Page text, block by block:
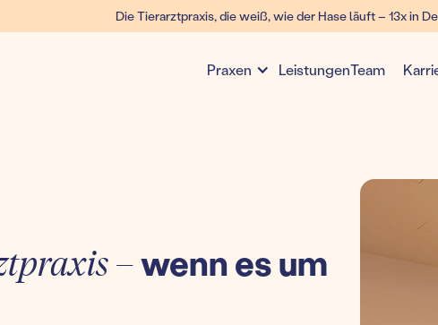
Die Tierarztpraxis, die weiß, wie der Hase läuft – 13x in
Praxen LeistungenTeam
–wenn es um